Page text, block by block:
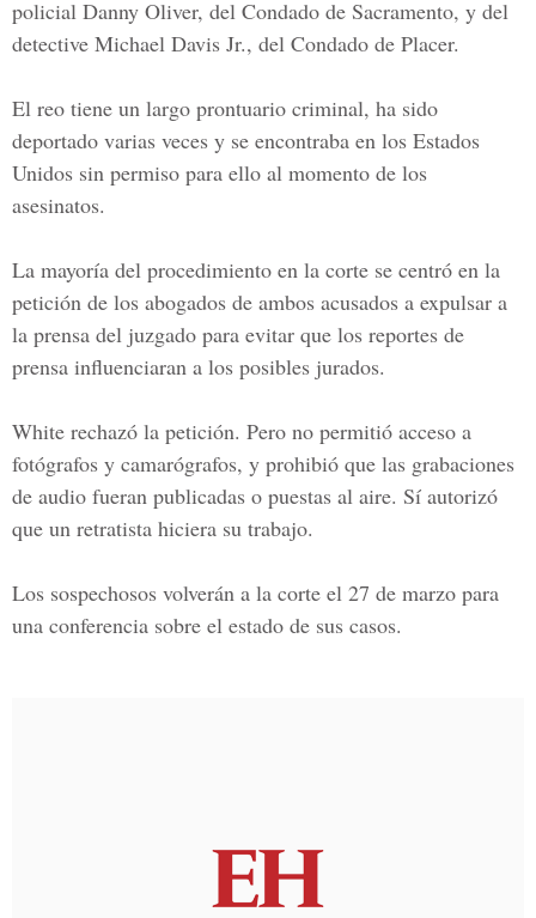
policial Danny Oliver, del Condado de Sacramento, y del
detective Michael Davis Jr., del Condado de Placer.
El reo tiene un largo prontuario criminal, ha sido
deportado varias veces y se encontraba en los Estados
Unidos sin permiso para ello al momento de los
asesinatos.
La mayoría del procedimiento en la corte se centró en la
petición de los abogados de ambos acusados a expulsar a
la prensa del juzgado para evitar que los reportes de
prensa influenciaran a los posibles jurados.
White rechazó la petición. Pero no permitió acceso a
fotógrafos y camarógrafos, y prohibió que las grabaciones
de audio fueran publicadas o puestas al aire. Sí autorizó
que un retratista hiciera su trabajo.
Los sospechosos volverán a la corte el 27 de marzo para
una conferencia sobre el estado de sus casos.